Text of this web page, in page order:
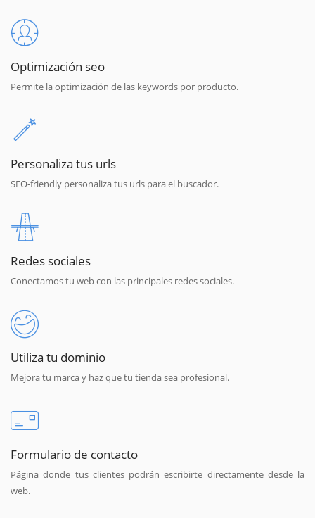
Optimización seo
Permite la optimización de las keywords por producto.
Personaliza tus urls
SEO-friendly personaliza tus urls para el buscador.
Redes sociales
Conectamos tu web con las principales redes sociales.
Utiliza tu dominio
Mejora tu marca y haz que tu tienda sea profesional.
Formulario de contacto
Página donde tus clientes podrán escribirte directamente desde la
web.